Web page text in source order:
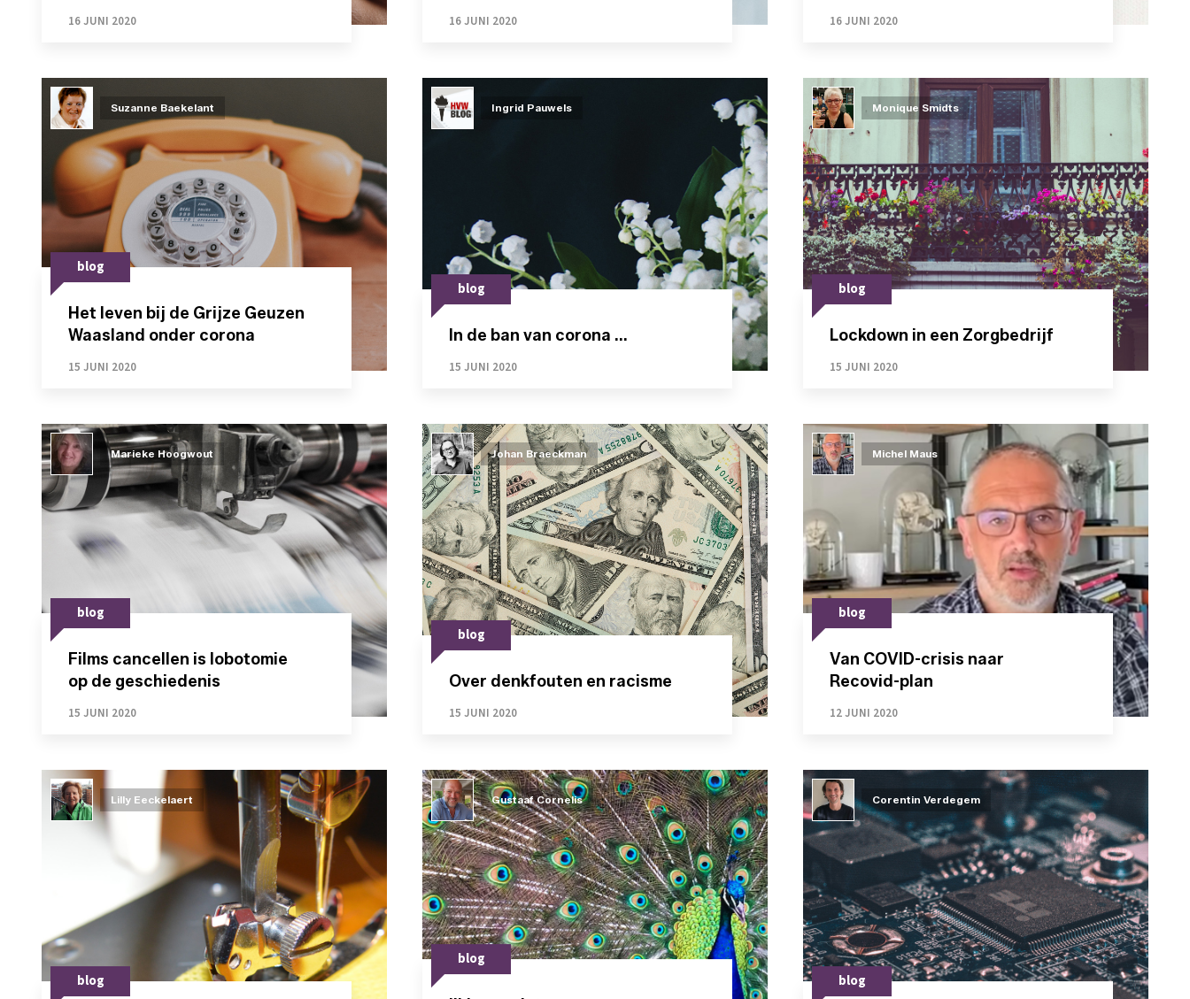
16 JUNI 2020 16 JUNI 2020 16 JUNI 2020
blog
Het leven bij de Grijze Geuzen
Waasland onder corona
15 JUNI 2020
Suzanne Baekelant
blog
In de ban van corona ...
15 JUNI 2020
Ingrid Pauwels
blog
Lockdown in een Zorgbedrijf
15 JUNI 2020
Monique Smidts
blog
Films cancellen is lobotomie
op de geschiedenis
15 JUNI 2020
Marieke Hoogwout
blog
Over denkfouten en racisme
15 JUNI 2020
Johan Braeckman
blog
Van COVID-crisis naar
Recovid-plan
12 JUNI 2020
Michel Maus
blog
Lilly Eeckelaert
blog
Gustaaf Cornelis
blog
Corentin Verdegem